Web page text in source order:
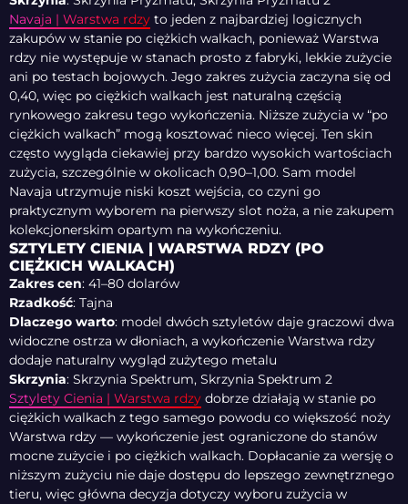
Navaja | Warstwa rdzy to jeden z najbardziej logicznych
zakupów w stanie po ciężkich walkach, ponieważ Warstwa
rdzy nie występuje w stanach prosto z fabryki, lekkie zużycie
ani po testach bojowych. Jego zakres zużycia zaczyna się od
0,40, więc po ciężkich walkach jest naturalną częścią
rynkowego zakresu tego wykończenia. Niższe zużycia w “po
ciężkich walkach” mogą kosztować nieco więcej. Ten skin
często wygląda ciekawiej przy bardzo wysokich wartościach
zużycia, szczególnie w okolicach 0,90–1,00. Sam model
Navaja utrzymuje niski koszt wejścia, co czyni go
praktycznym wyborem na pierwszy slot noża, a nie zakupem
kolekcjonerskim opartym na wykończeniu.
SZTYLETY CIENIA | WARSTWA RDZY (PO
CIĘŻKICH WALKACH)
Zakres cen: 41–80 dolarów
Rzadkość: Tajna
Dlaczego warto: model dwóch sztyletów daje graczowi dwa
widoczne ostrza w dłoniach, a wykończenie Warstwa rdzy
dodaje naturalny wygląd zużytego metalu
Skrzynia: Skrzynia Spektrum, Skrzynia Spektrum 2
Sztylety Cienia | Warstwa rdzy dobrze działają w stanie po
ciężkich walkach z tego samego powodu co większość noży
Warstwa rdzy — wykończenie jest ograniczone do stanów
mocne zużycie i po ciężkich walkach. Dopłacanie za wersję o
niższym zużyciu nie daje dostępu do lepszego zewnętrznego
tieru, więc główna decyzja dotyczy wyboru zużycia w